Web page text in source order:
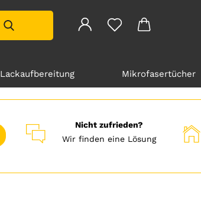
Lackaufbereitung Mikrofasertücher
Nicht zufrieden?
Wir finden eine Lösung